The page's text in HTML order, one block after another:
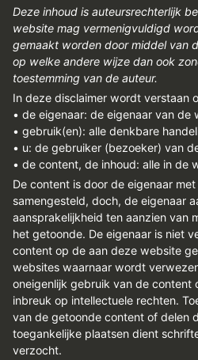
Deze inhoud is auteursrechterlijk
website mag vermenigvuldigd
gemaakt worden door middel van
op welke andere wijze dan ook
toestemming van de auteur.
In deze disclaimer wordt verstaan
• de eigenaar: de eigenaar van de
• gebruik(en): alle denkbare
• u: de gebruiker (bezoeker) van
• de content, de inhoud: alle in de
De content is door de eigenaar
samengesteld, doch, de eigenaar
aansprakelijkheid ten aanzien van
het getoonde. De eigenaar is niet
content op de aan deze website
websites waarnaar wordt
oneigenlijk gebruik van de content
inbreuk op intellectuele rechten.
van de getoonde content of delen
toegankelijke plaatsen dient
verzocht.